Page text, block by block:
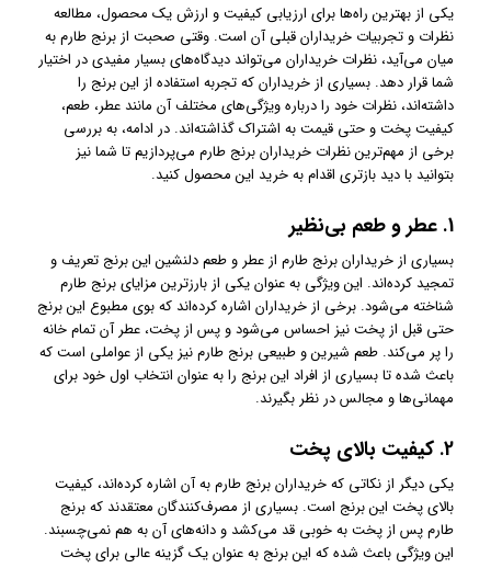
یکی از بهترین راه‌ها برای ارزیابی کیفیت و ارزش یک محصول، مطالعه
نظرات و تجربیات خریداران قبلی آن است. وقتی صحبت از برنج طارم به
میان می‌آید، نظرات خریداران می‌تواند دیدگاه‌های بسیار مفیدی در اختیار
شما قرار دهد. بسیاری از خریداران که تجربه استفاده از این برنج را
داشته‌اند، نظرات خود را درباره ویژگی‌های مختلف آن مانند عطر، طعم،
کیفیت پخت و حتی قیمت به اشتراک گذاشته‌اند. در ادامه، به بررسی
برخی از مهم‌ترین نظرات خریداران برنج طارم می‌پردازیم تا شما نیز
بتوانید با دید بازتری اقدام به خرید این محصول کنید.
1. عطر و طعم بی‌نظیر
بسیاری از خریداران برنج طارم از عطر و طعم دلنشین این برنج تعریف و
تمجید کرده‌اند. این ویژگی به عنوان یکی از بارزترین مزایای برنج طارم
شناخته می‌شود. برخی از خریداران اشاره کرده‌اند که بوی مطبوع این برنج
حتی قبل از پخت نیز احساس می‌شود و پس از پخت، عطر آن تمام خانه
را پر می‌کند. طعم شیرین و طبیعی برنج طارم نیز یکی از عواملی است که
باعث شده تا بسیاری از افراد این برنج را به عنوان انتخاب اول خود برای
مهمانی‌ها و مجالس در نظر بگیرند.
2. کیفیت بالای پخت
یکی دیگر از نکاتی که خریداران برنج طارم به آن اشاره کرده‌اند، کیفیت
بالای پخت این برنج است. بسیاری از مصرف‌کنندگان معتقدند که برنج
طارم پس از پخت به خوبی قد می‌کشد و دانه‌های آن به هم نمی‌چسبند.
این ویژگی باعث شده که این برنج به عنوان یک گزینه عالی برای پخت